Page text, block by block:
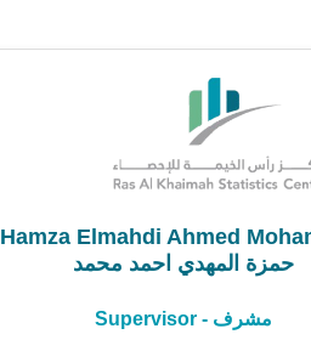
Hamza Elmahdi Ahmed
حمزة المهدي احمد محمد
Supervisor - مشرف